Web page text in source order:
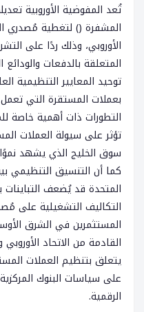
تُعد المفوضية الأوروبية
المشفرة () لتغطية مُصدري
الأوروبي، وذلك ردًا على
المتعلقة بالدفعات
توحيد المعايير التنظيمية
بعملات المستقرة التي تعمل
التطورات ذات أهمية خاصة
تؤثر على سيولة العملات
سوق الخليج الذي يشهد
كما أن التنسيق التنظيمي
المتحدة قد يُضعف
التكاليف التشغيلية على
المستثمرين في الشرق
القادمة من الاتحاد
يتعلق بتنظيم العملات
على سياسات البنوك
الرقمية.